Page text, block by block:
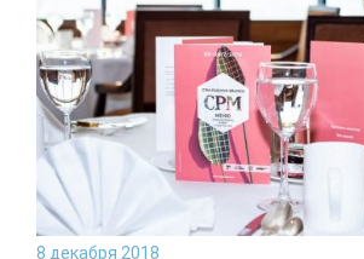
8 декабря 2018